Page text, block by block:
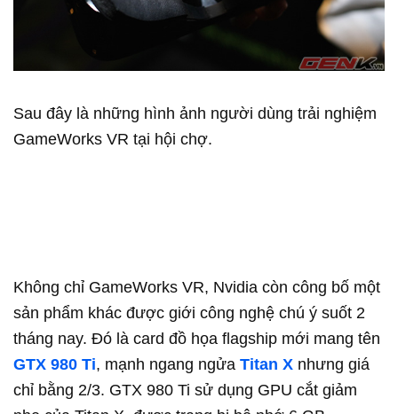
Sau đây là những hình ảnh người dùng trải nghiệm
GameWorks VR tại hội chợ.
Không chỉ GameWorks VR, Nvidia còn công bố một
sản phẩm khác được giới công nghệ chú ý suốt 2
tháng nay. Đó là card đồ họa flagship mới mang tên
GTX 980 Ti, mạnh ngang ngửa Titan X nhưng giá
chỉ bằng 2/3. GTX 980 Ti sử dụng GPU cắt giảm